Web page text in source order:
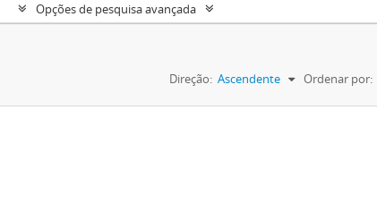
Opções de pesquisa avançada
Ordenar por:
Direção: Ascendente